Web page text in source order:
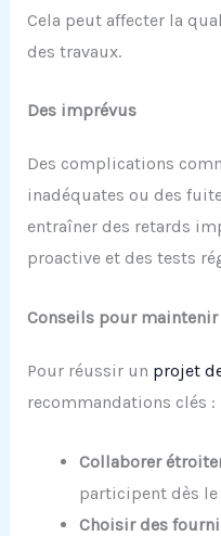
Cela peut affecter la
des travaux.
Des imprévus
Des complications
inadéquates ou des
entraîner des retards
proactive et des tests
Conseils pour
Pour réussir un projet
recommandations clés :
Collaborer
participent dès
Choisir des